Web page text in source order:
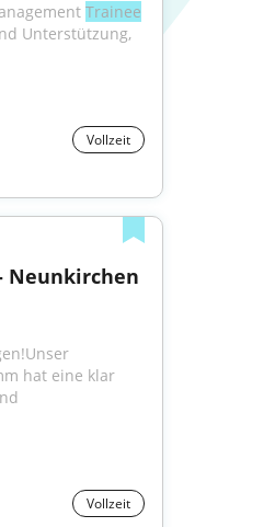
Trainee
Unterstützung,
Vollzeit
Neunkirchen
hat eine klar
Vollzeit